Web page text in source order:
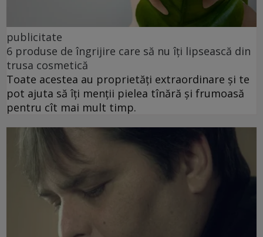
publicitate
6 produse de îngrijire care să nu îți lipsească din
trusa cosmetică
Toate acestea au proprietăți extraordinare și te
pot ajuta să îți menții pielea tînără și frumoasă
pentru cît mai mult timp.